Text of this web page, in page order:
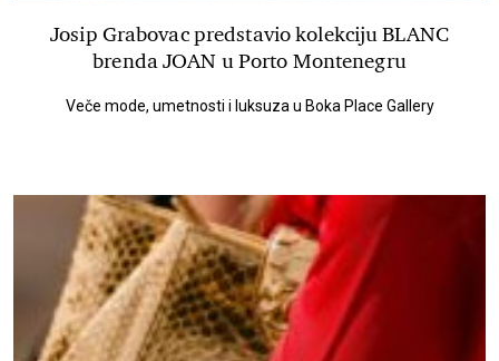
Josip Grabovac predstavio kolekciju BLANC
brenda JOAN u Porto Montenegru
Veče mode, umetnosti i luksuza u Boka Place Gallery